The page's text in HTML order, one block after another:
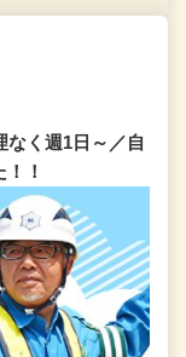
なく週1日～／自
！